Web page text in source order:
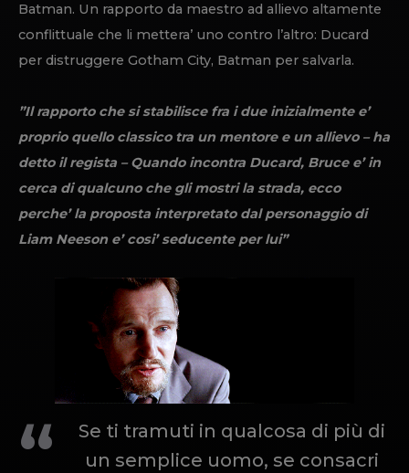
Batman. Un rapporto da maestro ad allievo altamente
conflittuale che li mettera’ uno contro l’altro: Ducard
per distruggere Gotham City, Batman per salvarla.
”Il rapporto che si stabilisce fra i due inizialmente e’
proprio quello classico tra un mentore e un allievo – ha
detto il regista – Quando incontra Ducard, Bruce e’ in
cerca di qualcuno che gli mostri la strada, ecco
perche’ la proposta interpretato dal personaggio di
Liam Neeson e’ cosi’ seducente per lui”
Se ti tramuti in qualcosa di più di
un semplice uomo, se consacri